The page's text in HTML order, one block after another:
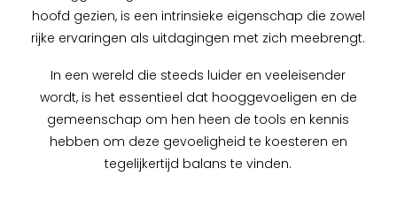
hoofd gezien, is een intrinsieke eigenschap die zowel
rijke ervaringen als uitdagingen met zich meebrengt.
In een wereld die steeds luider en veeleisender
wordt, is het essentieel dat hooggevoeligen en de
gemeenschap om hen heen de tools en kennis
hebben om deze gevoeligheid te koesteren en
tegelijkertijd balans te vinden.